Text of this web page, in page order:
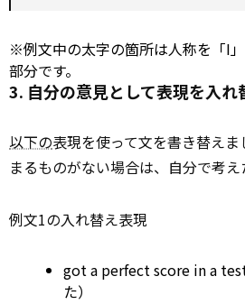
※例文中の太字の箇所は人称を「I
部分です。
3. 自分の意見として表現を入れ
以下の表現を使って文を書き替え
まるものがない場合は、自分で考え
例文1の入れ替え表現
got a perfect score in a
た）